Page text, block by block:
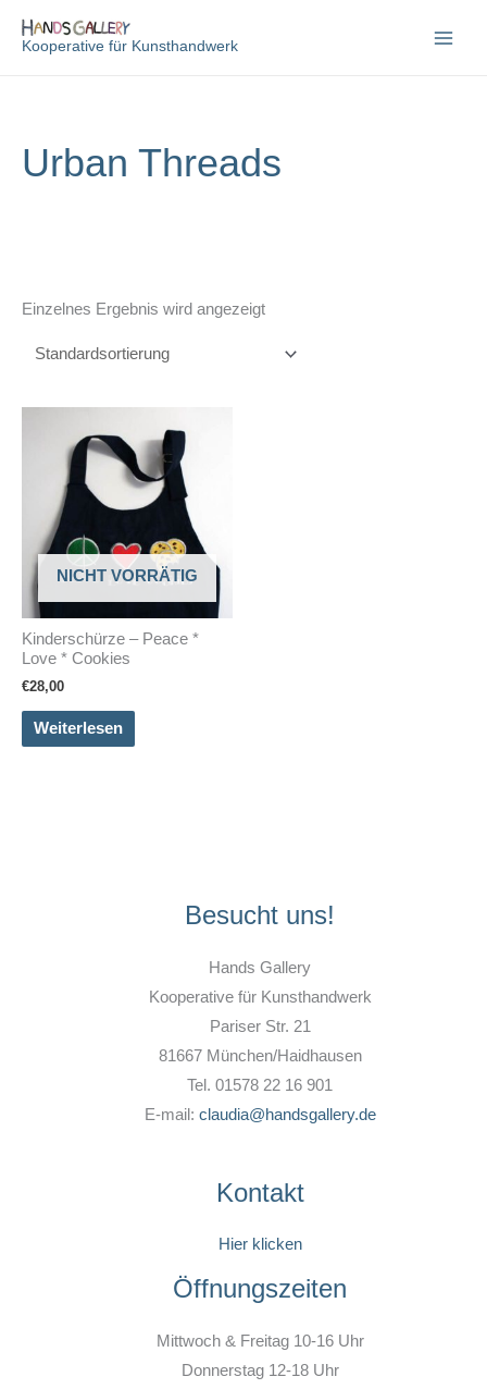
InhaltKooperative für Kunsthandwerk
Urban Threads
Einzelnes Ergebnis wird angezeigt
NICHT VORRÄTIG
Kinderschürze – Peace *
Love * Cookies
€28,00
Weiterlesen
Besucht uns!
Hands Gallery
Kooperative für Kunsthandwerk
Pariser Str. 21
81667 München/Haidhausen
Tel. 01578 22 16 901
E-mail: claudia@handsgallery.de
Kontakt
Hier klicken
Öffnungszeiten
Mittwoch & Freitag 10-16 Uhr
Donnerstag 12-18 Uhr